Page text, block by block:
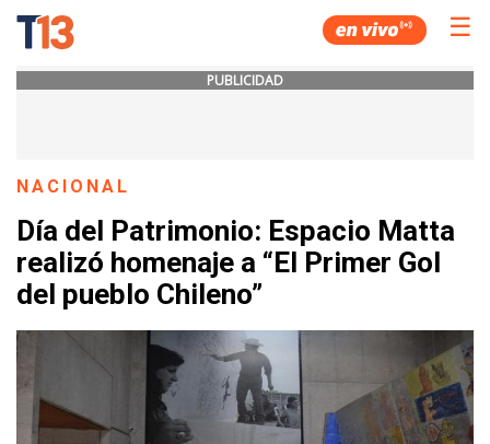
☰
PUBLICIDAD
NACIONAL
Día del Patrimonio: Espacio Matta
realizó homenaje a “El Primer Gol
del pueblo Chileno”